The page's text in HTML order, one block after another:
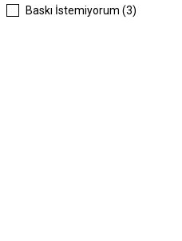
Baskı İstemiyorum (3)